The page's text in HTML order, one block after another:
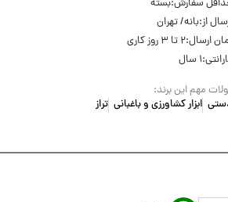
سفارش:بسته
از:بانه/ تهران
ارسال:۲ تا ۳ روز کاری
۱ سال
مهم این برند:
دستی ابزار کشاورزی و باغبانی تراز